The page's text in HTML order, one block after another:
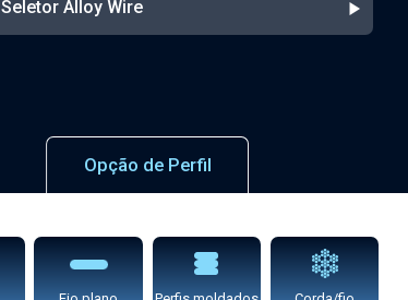
Seletor Alloy Wire
Opção de Perfil